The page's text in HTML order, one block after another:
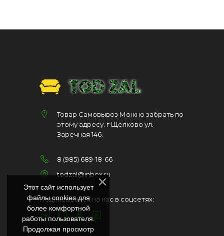
Товар Самовывоз Можно забрать по
этому адресу. г Щелково ул.
Заречная 146.
8 (985) 689-18-66
todzal@inbox.ru
Подписывайся на нас в соцсетях:
Этот сайт использует
файлы cookies для
более комфортной
работы пользователя.
Продолжая просмотр